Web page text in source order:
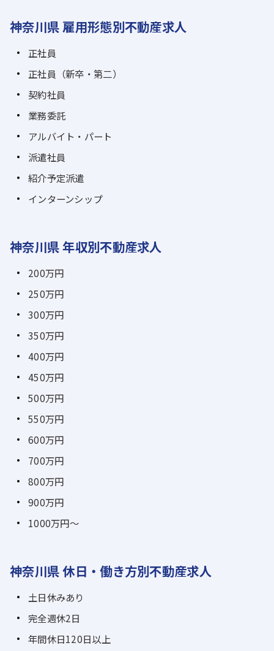
神奈川県 雇用形態別不動産求人
正社員
正社員（新卒・第二）
契約社員
業務委託
アルバイト・パート
派遣社員
紹介予定派遣
インターンシップ
神奈川県 年収別不動産求人
200万円
250万円
300万円
350万円
400万円
450万円
500万円
550万円
600万円
700万円
800万円
900万円
1000万円～
神奈川県 休日・働き方別不動産求人
土日休みあり
完全週休2日
年間休日120日以上